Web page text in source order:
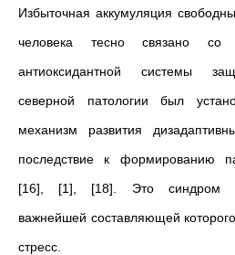
Избыточная аккумуляция
человека тесно связано со
антиоксидантной системы
северной патологии был
механизм развития
последствие к формированию
[16], [1], [18]. Это синдром
важнейшей составляющей
стресс.